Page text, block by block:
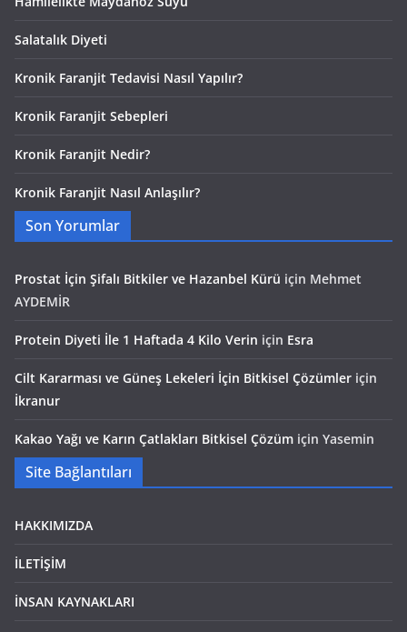
Salatalık Diyeti
Kronik Faranjit Tedavisi Nasıl Yapılır?
Kronik Faranjit Sebepleri
Kronik Faranjit Nedir?
Kronik Faranjit Nasıl Anlaşılır?
Son Yorumlar
Prostat İçin Şifalı Bitkiler ve Hazanbel Kürü için Mehmet
AYDEMİR
Protein Diyeti İle 1 Haftada 4 Kilo Verin için Esra
Cilt Kararması ve Güneş Lekeleri İçin Bitkisel Çözümler için
İkranur
Kakao Yağı ve Karın Çatlakları Bitkisel Çözüm için Yasemin
Site Bağlantıları
HAKKIMIZDA
İLETİŞİM
İNSAN KAYNAKLARI